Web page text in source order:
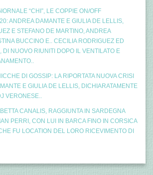
“CHI”, LE COPPIE ON/OFF
ANDREA DAMANTE E GIULIA DE LELLIS,
E STEFANO DE MARTINO, ANDREA
BUCCINO E.. CECILIA RODRIGUEZ ED
DI NUOVO RIUNITI DOPO IL VENTILATO E
DI GOSSIP: LA RIPORTATA NUOVA CRISI
E GIULIA DE LELLIS, DICHIARATAMENTE
VERONESE..
CANALIS, RAGGIUNTA IN SARDEGNA
PERRI, CON LUI IN BARCA FINO IN CORSICA
FU LOCATION DEL LORO RICEVIMENTO DI